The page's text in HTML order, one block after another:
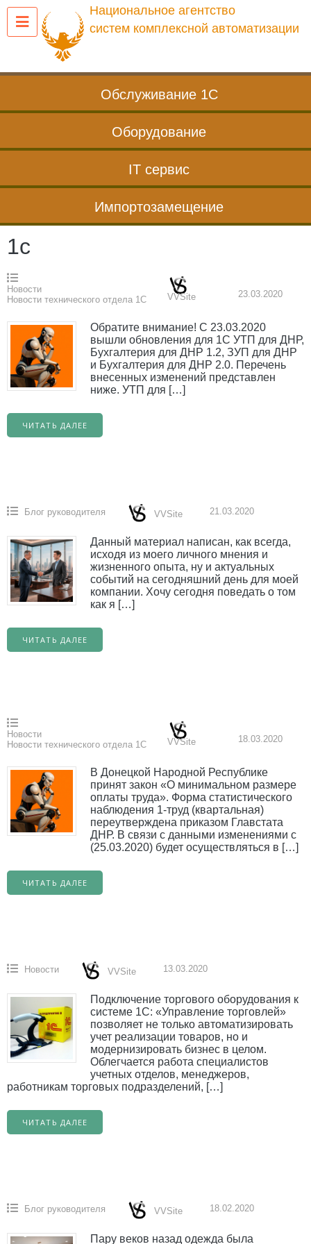
Перейти
содержанию
Национальное агентство
систем комплексной автоматизации
Обслуживание 1С
Оборудование
IT сервис
Импортозамещение
1с
Новости
Новости технического отдела 1С
VVSite 23.03.2020
Обратите внимание! С 23.03.2020
вышли обновления для 1С УТП для ДНР,
Бухгалтерия для ДНР 1.2, ЗУП для ДНР
и Бухгалтерия для ДНР 2.0. Перечень
внесенных изменений представлен
ниже. УТП для […]
ЧИТАТЬ ДАЛЕЕ
Блог руководителя VVSite 21.03.2020
Данный материал написан, как всегда,
исходя из моего личного мнения и
жизненного опыта, ну и актуальных
событий на сегодняшний день для моей
компании. Хочу сегодня поведать о том
как я […]
ЧИТАТЬ ДАЛЕЕ
Новости
Новости технического отдела 1С
VVSite 18.03.2020
В Донецкой Народной Республике
принят закон «О минимальном размере
оплаты труда». Форма статистического
наблюдения 1-труд (квартальная)
переутверждена приказом Главстата
ДНР. В связи с данными изменениями с
(25.03.2020) будет осуществляться в […]
ЧИТАТЬ ДАЛЕЕ
Новости VVSite 13.03.2020
Подключение торгового оборудования к
системе 1С: «Управление торговлей»
позволяет не только автоматизировать
учет реализации товаров, но и
модернизировать бизнес в целом.
Облегчается работа специалистов
учетных отделов, менеджеров,
работникам торговых подразделений, […]
ЧИТАТЬ ДАЛЕЕ
Блог руководителя VVSite 18.02.2020
Пару веков назад одежда была